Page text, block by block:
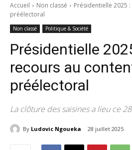
Accueil Non classé
Présidentielle 2025
préélectoral
Non classé Politique & Société
Présidentielle
recours au
préélectoral
La clôture des saisines a lieu ce
By Ludovic Ngoueka 28 juillet 2025